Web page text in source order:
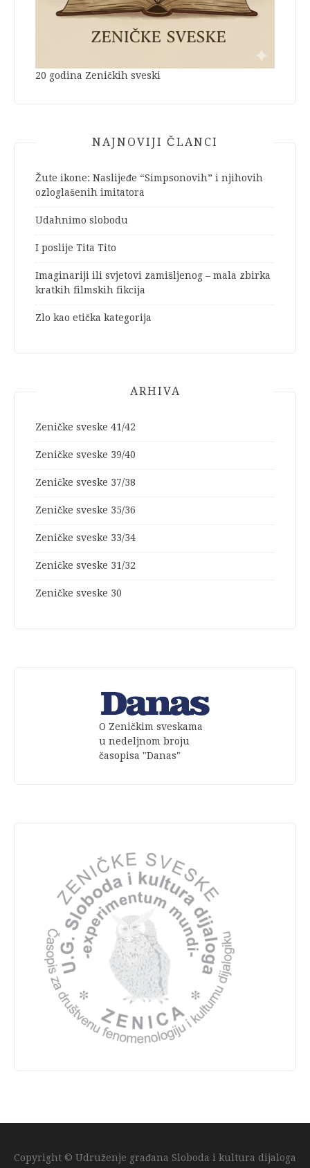
20 godina Zeničkih sveski
NAJNOVIJI ČLANCI
Žute ikone: Naslijeđe “Simpsonovih” i njihovih
ozloglašenih imitatora
Udahnimo slobodu
I poslije Tita Tito
Imaginariji ili svjetovi zamišljenog – mala zbirka
kratkih filmskih fikcija
Zlo kao etička kategorija
ARHIVA
Zeničke sveske 41/42
Zeničke sveske 39/40
Zeničke sveske 37/38
Zeničke sveske 35/36
Zeničke sveske 33/34
Zeničke sveske 31/32
Zeničke sveske 30
O Zeničkim sveskama
u nedeljnom broju
časopisa "Danas"
Copyright © Udruženje građana Sloboda i kultura dijaloga